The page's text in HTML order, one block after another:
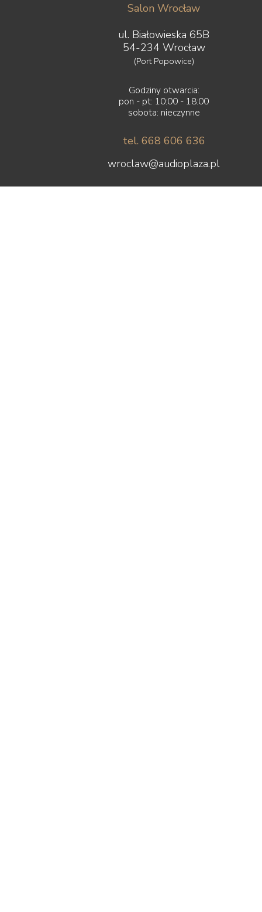
Salon Wrocław
ul. Białowieska 65B
54-234 Wrocław
(Port Popowice)
Godziny otwarcia:
pon - pt: 10:00 - 18:00
sobota: nieczynne
tel. 668 606 636
wroclaw@audioplaza.pl